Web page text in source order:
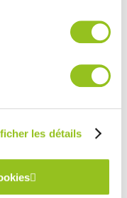
utilisation de leurs
les détails